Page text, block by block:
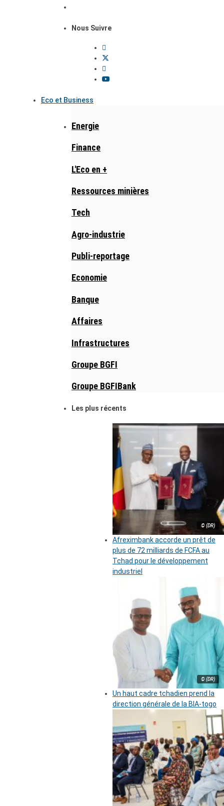
Nous Suivre
Eco et Business
Energie
Finance
L'Eco en +
Ressources minières
Tech
Agro-industrie
Publi-reportage
Economie
Banque
Affaires
Infrastructures
Groupe BGFI
Groupe BGFIBank
Les plus récents
© (DR)
Afreximbank accorde un prêt de
plus de 72 milliards de FCFA au
Tchad pour le développement
industriel
© (DR)
Un haut cadre tchadien prend la
direction générale de la BIA-togo